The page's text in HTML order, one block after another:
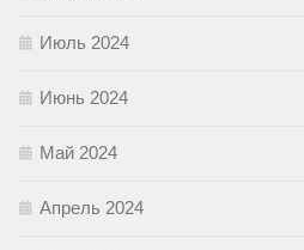
Июль 2024
Июнь 2024
Май 2024
Апрель 2024